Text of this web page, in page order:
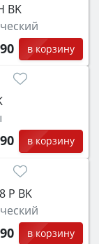
BK
в корзину
в корзину
P BK
в корзину